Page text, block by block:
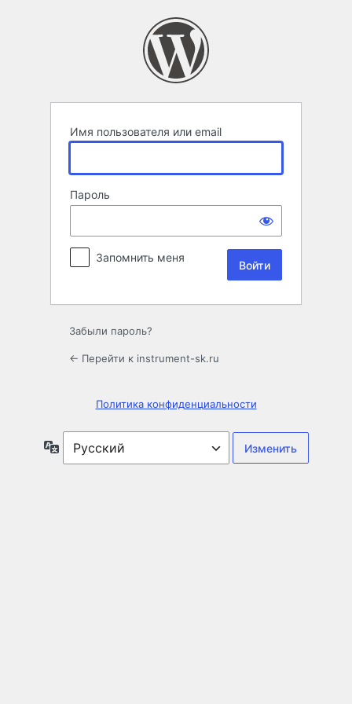
Имя пользователя или email
Пароль
Запомнить меня
Забыли пароль?
← Перейти к instrument-sk.ru
Политика конфиденциальности
Язык